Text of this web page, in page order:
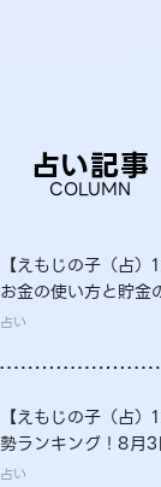
占い記事
COLUMN
【えもじの子（占
お金の使い方と貯
底解説
占い
【えもじの子（占
勢ランキング！8月
は？
占い